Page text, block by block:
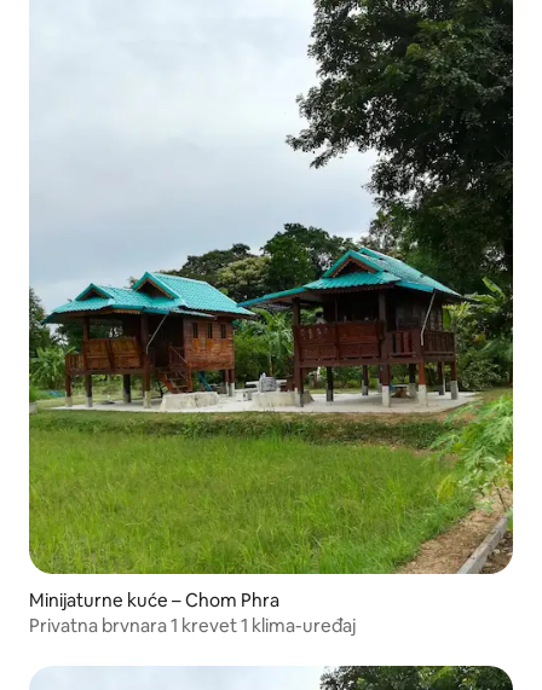
Minijaturne kuće – Chom Phra
Privatna brvnara 1 krevet 1 klima-uređaj